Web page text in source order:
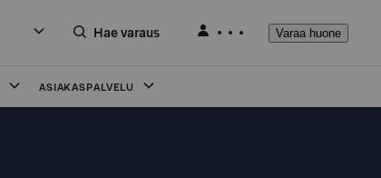
Hae varaus Varaa huone
ASIAKASPALVELU